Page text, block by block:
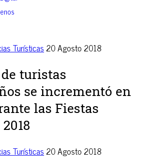
Turísticas 20 Agosto 2018
turistas
se incrementó en
las Fiestas
Turísticas 20 Agosto 2018